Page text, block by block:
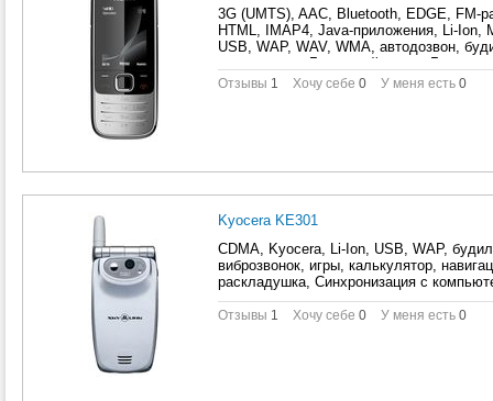
3G (UMTS), AAC, Bluetooth, EDGE, FM-
HTML, IMAP4, Java-приложения, Li-Ion,
USB, WAP, WAV, WMA, автодозвон,
виброзвонок, Голосовой набор,
видеороликов, игры, Использование в
Отзывы 1 Хочу себе 0 У меня есть 0
Kyocera KE301
CDMA, Kyocera, Li-Ion, USB, WAP,
виброзвонок, игры, калькулятор,
раскладушка, Синхронизация с
Отзывы 1 Хочу себе 0 У меня есть 0